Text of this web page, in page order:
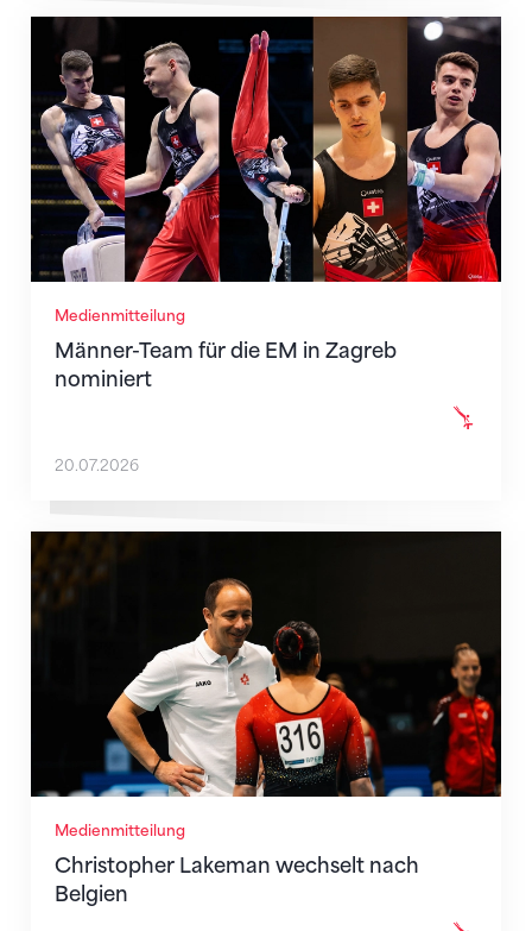
Medienmitteilung
Männer-Team für die EM in Zagreb
nominiert
Männer-Team für die EM in Zagreb nominiert
20.07.2026
Medienmitteilung
Christopher Lakeman wechselt nach
Belgien
Christopher Lakeman wechselt nach Belgien